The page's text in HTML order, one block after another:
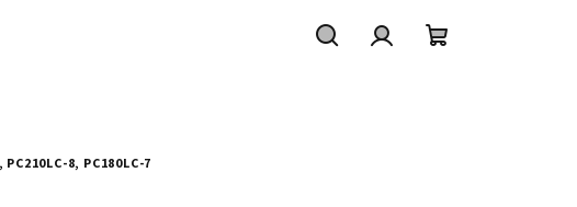
8, PC180LC-7